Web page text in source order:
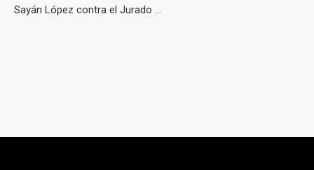
Sayán López contra el Jurado ...